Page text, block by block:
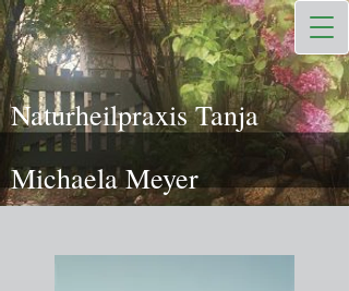
Naturheilpraxis Tanja
Michaela Meyer